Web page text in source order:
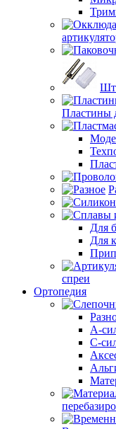
Пластины
Для
Для
спреи
Ортопедия
А-
С-